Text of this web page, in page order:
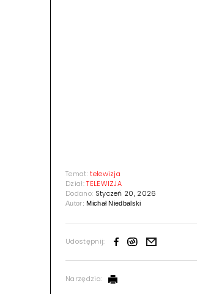
Temat:telewizja
Dział:TELEWIZJA
Dodano: Styczeń 20, 2026
Autor:Michał Niedbalski
Udostępnij:
Narzędzia: